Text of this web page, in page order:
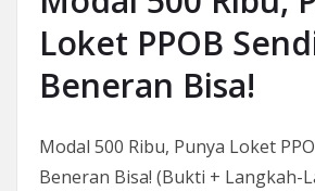
Loket PPOB
Beneran Bisa!
Modal 500 Ribu, Punya Loket
Beneran Bisa! (Bukti + Langkah-